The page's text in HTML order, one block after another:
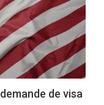
de visa